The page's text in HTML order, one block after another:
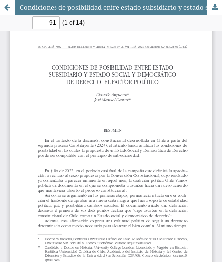
Condiciones de posibilidad entre estado subsidiario y estado social y democrático de derecho: el factor político